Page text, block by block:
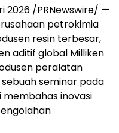
2026 /PRNewswire/ —
petrokimia
resin terbesar,
aditif global Milliken
peralatan
seminar pada
membahas inovasi